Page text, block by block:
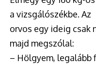
a vizsgálószékbe. Az
orvos egy ideig csak
majd megszólal:
– Hölgyem, legalább